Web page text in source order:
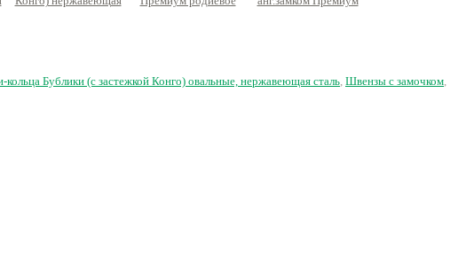
кольца Бублики (с застежкой Конго) овальные, нержавеющая сталь, Швензы с замочком,